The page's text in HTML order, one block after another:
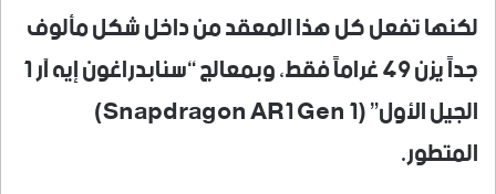
لكنها تفعل كل هذا المعقد من داخل شكل مألوف
جداً يزن 49 غراماً فقط، وبمعالج “سنابدراغون إيه آر 1
الجيل الأول” (Snapdragon AR1 Gen 1)
المتطور.